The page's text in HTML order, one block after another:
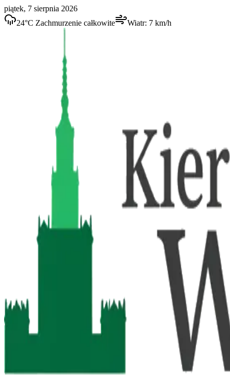
piątek, 7 sierpnia 2026
24°C Zachmurzenie całkowite Wiatr: 7 km/h